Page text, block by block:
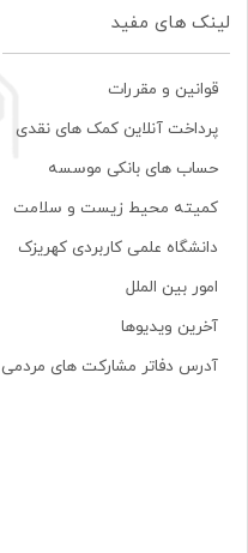
لینک های مفید
قوانین و مقررات
پرداخت آنلاین کمک های نقدی
حساب های بانکی موسسه
کمیته محیط زیست و سلامت
دانشگاه علمی کاربردی کهریزک
امور بین الملل
آخرین ویدیوها
آدرس دفاتر مشارکت های مردمی